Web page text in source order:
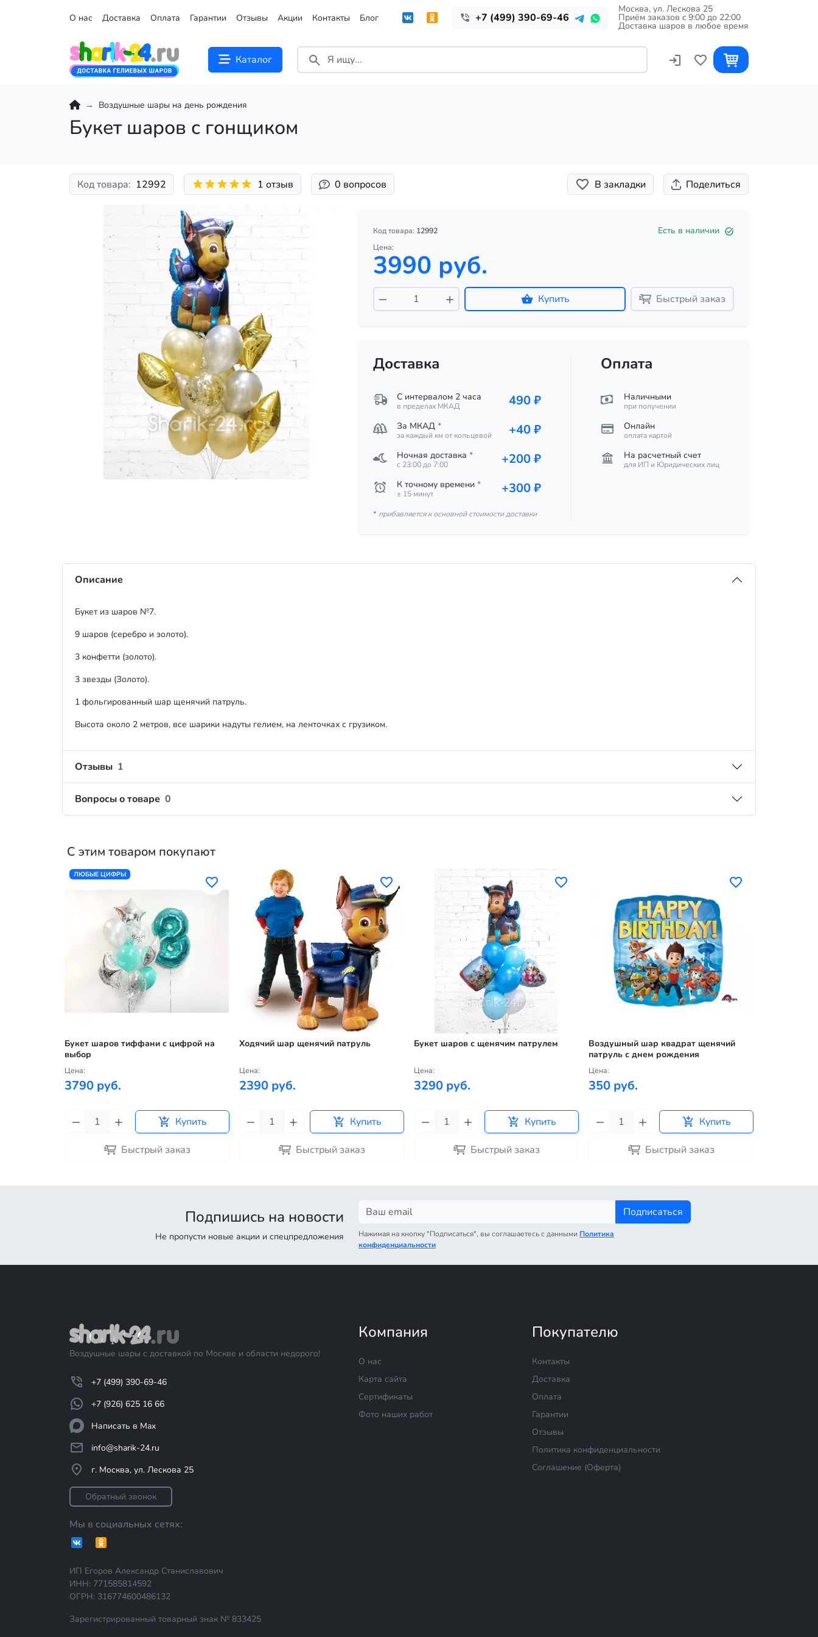
О нас Доставка Оплата Гарантии Отзывы Акции Контакты Блог +7 (499) 390-69-46
Москва, ул. Лескова 25
Приём заказов c 9:00 до 22:00
Доставка шаров в любое время
Каталог
Воздушные шары на день рождения
Букет шаров с гонщиком
Код товара: 12992 1 отзыв 0 вопросов В закладки Поделиться
Код товара: 12992 Есть в наличии
Цена:
3990 руб.
Купить Быстрый заказ
Доставка
С интервалом 2 часа
в пределах МКАД 490 ₽
За МКАД *
за каждый км от кольцевой +40 ₽
Ночная доставка *
c 23:00 до 7:00 +200 ₽
К точному времени *
± 15 минут +300 ₽
* прибавляется к основной стоимости доставки
Оплата
Наличными
при получении
Онлайн
оплата картой
На расчетный счет
для ИП и Юридических лиц
Описание
Букет из шаров №7.
9 шаров (серебро и золото).
3 конфетти (золото).
3 звезды (Золото).
1 фольгированный шар щенячий патруль.
Высота около 2 метров, все шарики надуты гелием, на ленточках с грузиком.
Отзывы 1
Вопросы о товаре 0
С этим товаром покупают
ЛЮБЫЕ ЦИФРЫ
Букет шаров тиффани с цифрой на
выбор
Цена:
3790 руб.
Купить
Быстрый заказ
Ходячий шар щенячий патруль
Цена:
2390 руб.
Купить
Быстрый заказ
Букет шаров с щенячим патрулем
Цена:
3290 руб.
Купить
Быстрый заказ
Воздушный шар квадрат щенячий
патруль с днем рождения
Цена:
350 руб.
Купить
Быстрый заказ
Подпишись на новости
Не пропусти новые акции и спецпредложения
Подписаться
Нажимая на кнопку "Подписаться", вы соглашаетесь с данными Политика
конфиденциальности
Воздушные шары с доставкой по Москве и области недорого!
+7 (499) 390-69-46
+7 (926) 625 16 66
Написать в Max
info@sharik-24.ru
г. Москва, ул. Лескова 25
Обратный звонок
Мы в социальных сетях:
ИП Егоров Александр Станиславович
ИНН: 771585814592
ОГРН: 316774600486132
Зарегистрированный товарный знак № 833425
Компания
О нас
Карта сайта
Сертификаты
Фото наших работ
Покупателю
Контакты
Доставка
Оплата
Гарантии
Отзывы
Политика конфиденциальности
Соглашение (Оферта)